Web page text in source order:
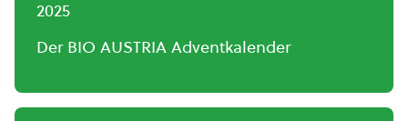
2025
Der BIO AUSTRIA Adventkalender